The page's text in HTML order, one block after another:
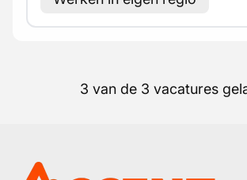
3 van de 3 vacatures